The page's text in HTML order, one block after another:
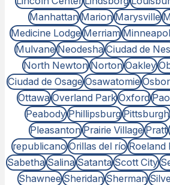
Manhattan Marion Marysville
Medicine Lodge Merriam
Mulvane Neodesha Ciudad de
North Newton Norton Oakley
Ciudad de Osage Osawatomie
Ottawa Overland Park Oxford
Peabody Phillipsburg Pittsburgh
Pleasanton Prairie Village Pratt
republicano Orillas del río Roeland
Sabetha Salina Satanta Scott City
Shawnee Sheridan Sherman